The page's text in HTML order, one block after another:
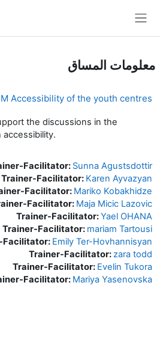
معلومات المساق
Accessibility of the youth centres
the discussions in the
Facilitator: Sunna Agustsdottir
Trainer-Facilitator: Karen Ayvazyan
Facilitator: Mariko Kobakhidze
Facilitator: Maja Micic Lazovic
Trainer-Facilitator:Yael OHANA
Trainer-Facilitator: mariam Tartousi
Facilitator: Emily Ter-Hovhannisyan
Trainer-Facilitator:zara todd
Trainer-Facilitator: Evelin Tukora
Facilitator: Mariya Yasenovska